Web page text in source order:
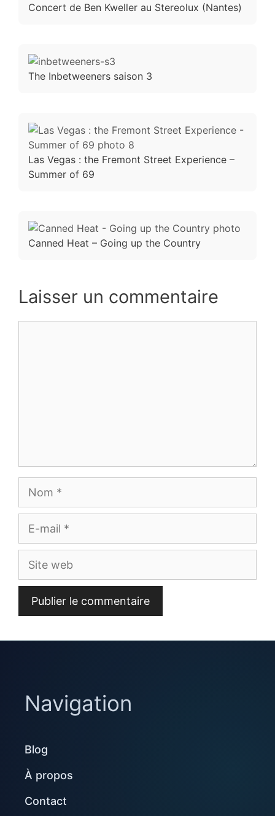
Concert de Ben Kweller au Stereolux (Nantes)
The Inbetweeners saison 3
Las Vegas : the Fremont Street Experience –
Summer of 69
Canned Heat – Going up the Country
Laisser un commentaire
Site
Navigation
Blog
À propos
Contact